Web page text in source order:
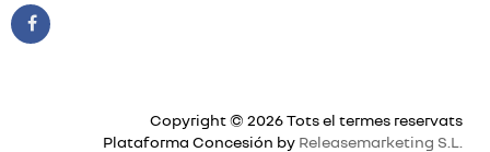
Copyright © 2026 Tots el termes reservats
Plataforma Concesión by Releasemarketing S.L.